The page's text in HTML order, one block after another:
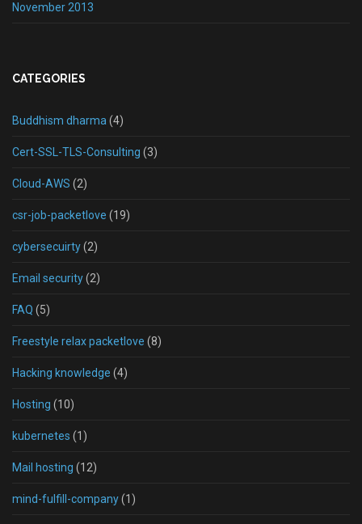
November 2013
CATEGORIES
Buddhism dharma (4)
Cert-SSL-TLS-Consulting (3)
Cloud-AWS (2)
csr-job-packetlove (19)
cybersecuirty(2)
Email security(2)
FAQ (5)
Freestyle relax packetlove (8)
Hacking knowledge (4)
Hosting (10)
kubernetes (1)
Mail hosting (12)
mind-fulfill-company(1)